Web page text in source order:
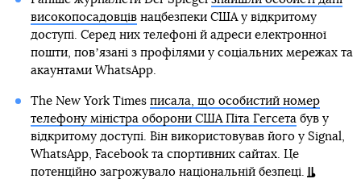
високопосадовцівнацбезпеки США у відкритому
доступі. Серед них телефоні й адреси електронної
пошти, повʼязані з профілями у соціальних мережах та
акаунтами WhatsApp.
The New York Times писала, що особистий номер
телефону міністра оборони США Піта Гегсетабув у
відкритому доступі. Він використовував його у Signal,
WhatsApp, Facebook та спортивних сайтах. Це
потенційно загрожувало національній безпеці.